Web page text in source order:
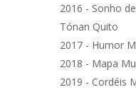
2016 - Sonho
Tónan Quito
2017 - Humor
2018 - Mapa
2019 - Cordéis